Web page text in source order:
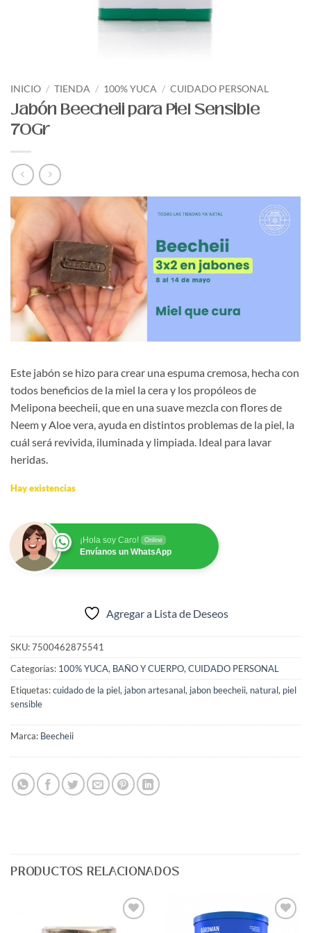
INICIO / TIENDA / 100% YUCA / CUIDADO PERSONAL
Jabón Beecheii para Piel Sensible
70Gr
Este jabón se hizo para crear una espuma cremosa, hecha con
todos beneficios de la miel la cera y los propóleos de
Melipona beecheii, que en una suave mezcla con flores de
Neem y Aloe vera, ayuda en distintos problemas de la piel, la
cuál será revivida, iluminada y limpiada. Ideal para lavar
heridas.
Hay existencias
¡Hola soy Caro! Online
Envíanos un WhatsApp
Agregar a Lista de Deseos
SKU:7500462875541
Categorías: 100% YUCA, BAÑO Y CUERPO, CUIDADO PERSONAL
Etiquetas:cuidado de la piel, jabon artesanal, jabon beecheii, natural, piel
sensible
Marca: Beecheii
PRODUCTOS RELACIONADOS
Agregar Agregar